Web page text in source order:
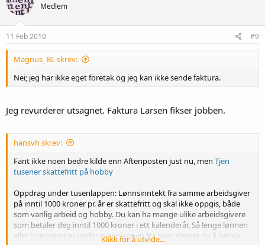
Medlem
11 Feb 2010 #9
Magnus_BL skrev:
Nei; jeg har ikke eget foretak og jeg kan ikke sende faktura.
Jeg revurderer utsagnet. Faktura Larsen fikser jobben.
hansvh skrev:
Fant ikke noen bedre kilde enn Aftenposten just nu, men Tjen
tusener skattefritt på hobby
Oppdrag under tusenlappen: Lønnsinntekt fra samme arbeidsgiver
på inntil 1000 kroner pr. år er skattefritt og skal ikke oppgis, både
som vanlig arbeid og hobby. Du kan ha mange ulike arbeidsgivere
som betaler deg inntil 1000 kroner i ett kalenderår. Så lenge lønnen
eller honoraret er under tusenlappen fra hver, slipper du å betale
Klikk for å utvide...